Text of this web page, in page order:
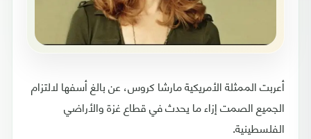
أعربت الممثلة الأمريكية مارشا كروس، عن بالغ أسفها لالتزام
الجميع الصمت إزاء ما يحدث في قطاع غزة والأراضي
الفلسطينية.